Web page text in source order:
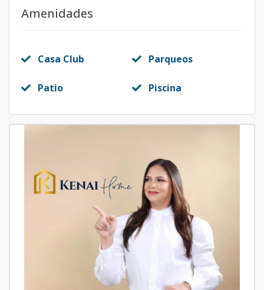
Amenidades
Casa Club Parqueos
Patio Piscina